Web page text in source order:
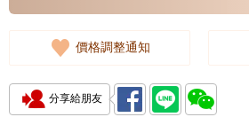
價格調整通知
分享給朋友